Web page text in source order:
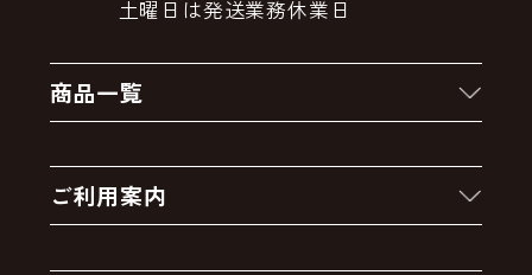
土曜日は発送業務休業日
商品一覧
クーポン
卸販売・大量注文
ご利用案内